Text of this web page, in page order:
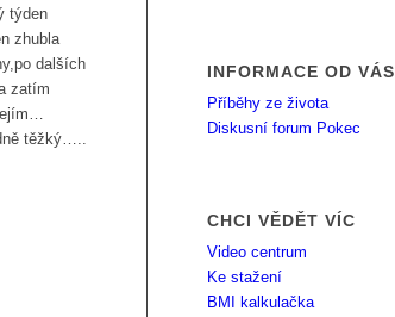
týden
zhubla
dalších
zatím
těžký…..
INFORMACE OD VÁS
Příběhy ze života
Diskusní forum Pokec
CHCI VĚDĚT VÍC
Video centrum
Ke stažení
BMI kalkulačka